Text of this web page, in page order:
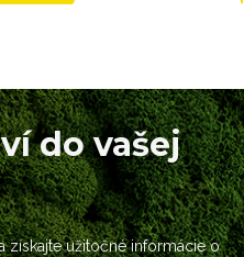
do vašej
získajte užitočné informácie o